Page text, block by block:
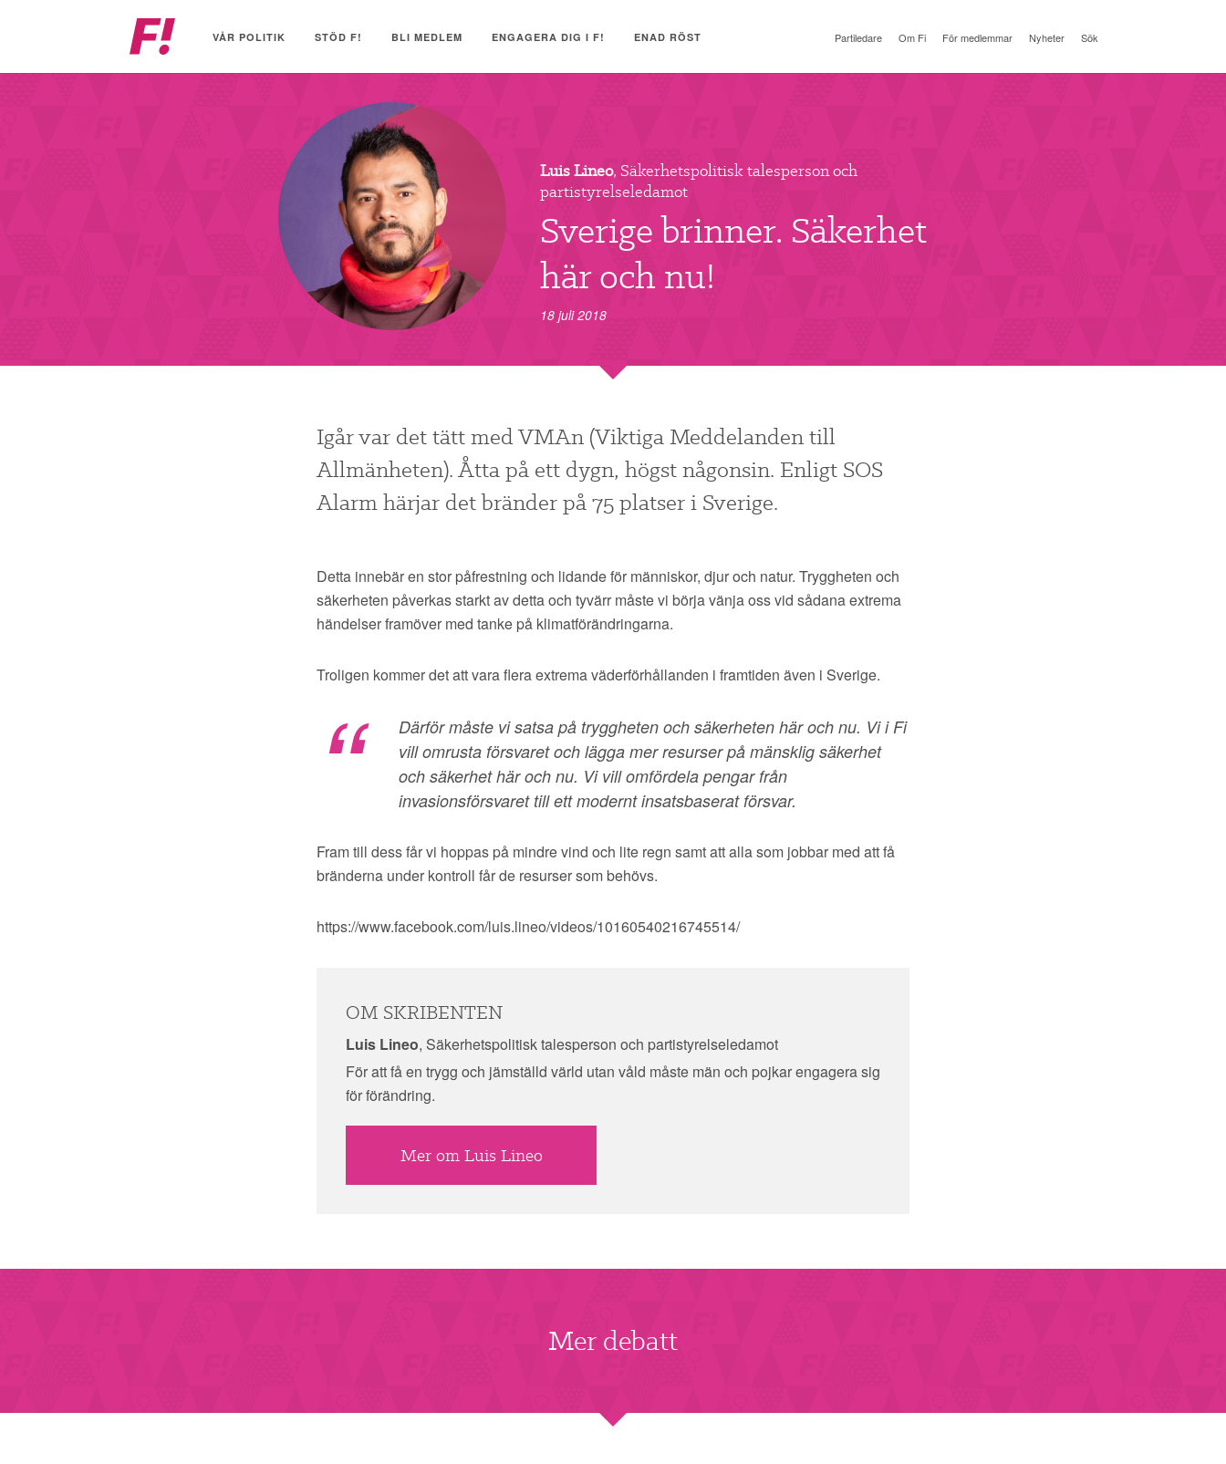
initiativ
VÅR POLITIK STÖD F! BLI MEDLEM ENGAGERA DIG I F! ENAD RÖST Partiledare Om Fi För medlemmar Nyheter Sök
Luis Lineo, Säkerhetspolitisk talesperson och
partistyrelseledamot
Sverige brinner. Säkerhet
här och nu!
18 juli 2018
Igår var det tätt med VMAn (Viktiga Meddelanden till
Allmänheten). Åtta på ett dygn, högst någonsin. Enligt SOS
Alarm härjar det bränder på 75 platser i Sverige.
Detta innebär en stor påfrestning och lidande för människor, djur och natur. Tryggheten och
säkerheten påverkas starkt av detta och tyvärr måste vi börja vänja oss vid sådana extrema
händelser framöver med tanke på klimatförändringarna.
Troligen kommer det att vara flera extrema väderförhållanden i framtiden även i Sverige.
Därför måste vi satsa på tryggheten och säkerheten här och nu. Vi i Fi
vill omrusta försvaret och lägga mer resurser på mänsklig säkerhet
och säkerhet här och nu. Vi vill omfördela pengar från
invasionsförsvaret till ett modernt insatsbaserat försvar.
Fram till dess får vi hoppas på mindre vind och lite regn samt att alla som jobbar med att få
bränderna under kontroll får de resurser som behövs.
https://www.facebook.com/luis.lineo/videos/10160540216745514/
OM SKRIBENTEN
Luis Lineo, Säkerhetspolitisk talesperson och partistyrelseledamot
För att få en trygg och jämställd värld utan våld måste män och pojkar engagera sig
för förändring.
Mer om Luis Lineo
Mer debatt